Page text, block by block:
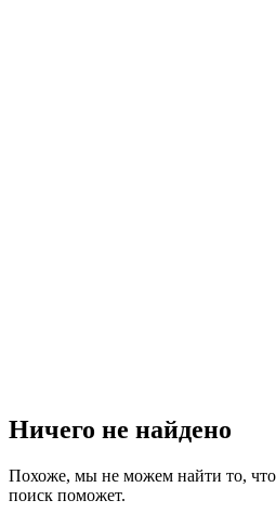
Ничего не найдено
Похоже, мы не можем найти то,
поиск поможет.